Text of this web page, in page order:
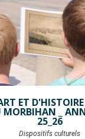
ET
MORBIHAN _
25_26
Dispositifs culturels